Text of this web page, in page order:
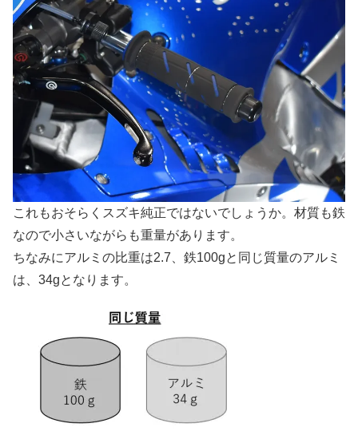
これもおそらくスズキ純正ではないでしょうか。材質も鉄
なので小さいながらも重量があります。
ちなみにアルミの比重は2.7、鉄100gと同じ質量のアルミ
は、34gとなります。